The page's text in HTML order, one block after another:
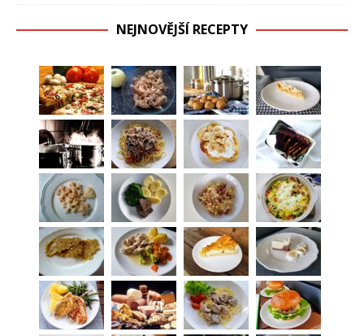
NEJNOVĚJŠÍ RECEPTY